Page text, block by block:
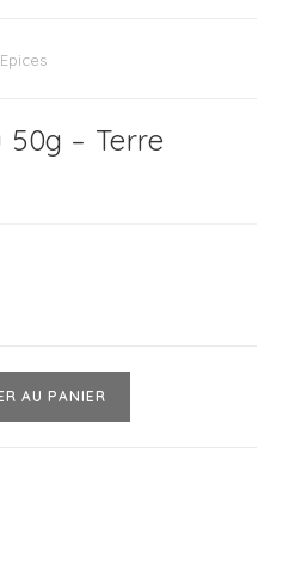
– Terre
AU PANIER